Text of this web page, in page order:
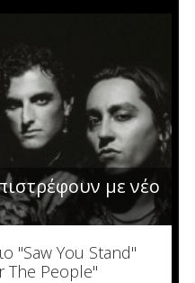
με νέο
"Saw You Stand"
The People"